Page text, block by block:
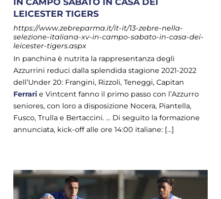
LEICESTER TIGERS
https://www.zebreparma.it/it-it/13-zebre-nella-
selezione-italiana-xv-in-campo-sabato-in-casa-dei-
leicester-tigers.aspx
In panchina è nutrita la rappresentanza degli
Azzurrini reduci dalla splendida stagione 2021-2022
dell’Under 20: Frangini, Rizzoli, Teneggi, Capitan
Ferrarie Vintcent fanno il primo passo con l’Azzurro
seniores, con loro a disposizione Nocera, Piantella,
Fusco, Trulla e Bertaccini. ... Di seguito la formazione
annunciata, kick-off alle ore 14:00 italiane: [...]